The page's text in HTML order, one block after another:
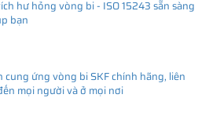
hư hỏng vòng bi - ISO 15243 sẵn sàng
bạn
cung ứng vòng bi SKF chính hãng, liên
mọi người và ở mọi nơi